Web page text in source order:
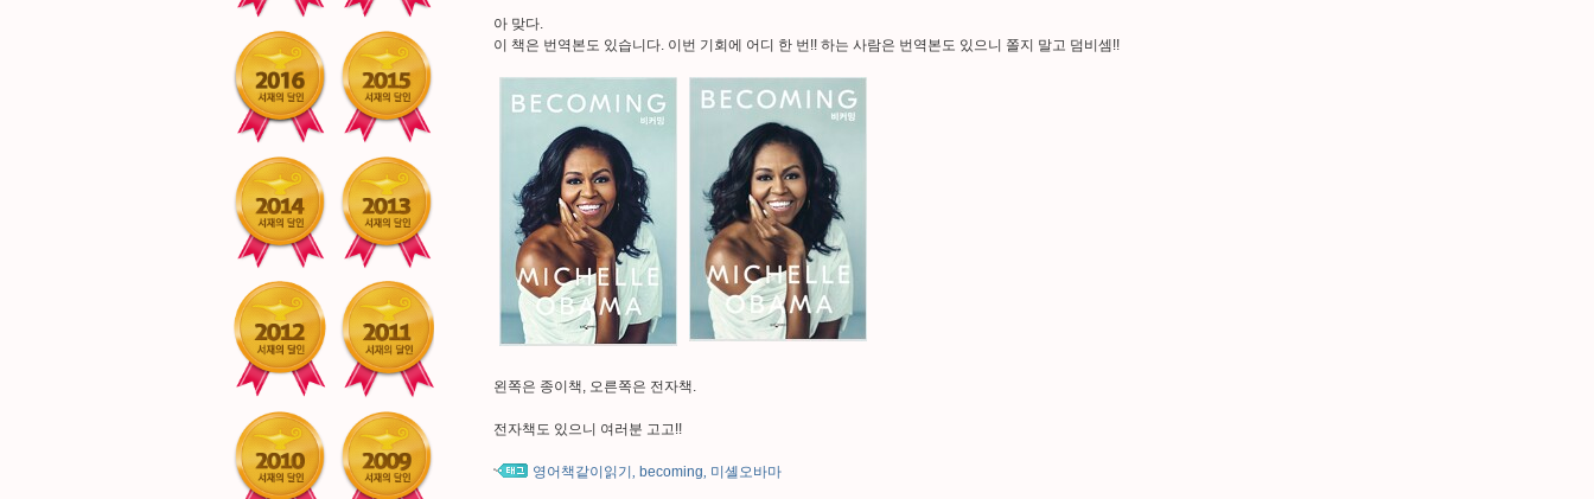
아 맞다.
이 책은 번역본도 있습니다. 이번 기회에 어디 한 번!! 하는 사람은 번역본도 있으니 쫄지 말고 덤비셈!!
왼쪽은 종이책, 오른쪽은 전자책.
전자책도 있으니 여러분 고고!!
영어책같이읽기 becoming 미셸오바마